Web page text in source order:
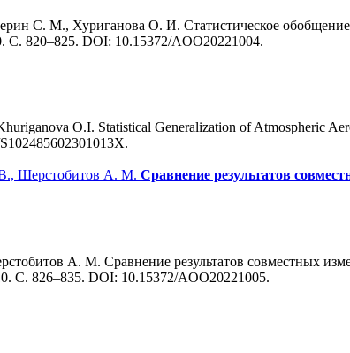
С. М., Хуриганова О. И. Статистическое обобщение
С. 820–825. DOI: 10.15372/AOO20221004.
O.I. Statistical Generalization of Atmospheric
Шерстобитов А. М. Сравнение результатов
А. М. Сравнение результатов совместных
С. 826–835. DOI: 10.15372/AOO20221005.